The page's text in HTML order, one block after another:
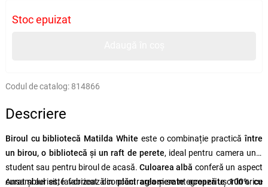
Stoc epuizat
Codul de catalog: 814866
Descriere
Biroul cu bibliotecă Matilda White este o combinație practicăîntre
un birou, o bibliotecă și un raft de perete, ideal pentru camera unui
student sau pentru biroul de acasă. Culoarea albă conferă un aspect
curat și aerisit, favorizează concentrarea și se integrează ușor în orice
Ansamblul este fabricat dinplăci aglomerate acoperite 100% cu